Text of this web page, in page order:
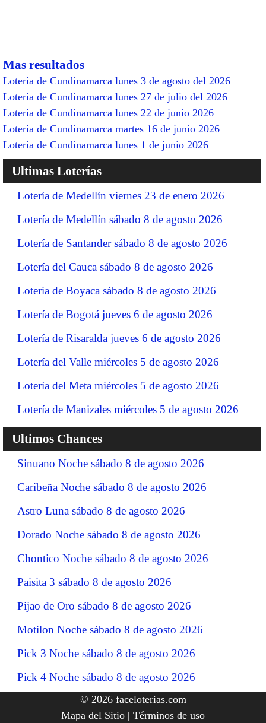
Mas resultados
Lotería de Cundinamarca lunes 3 de agosto del 2026
Lotería de Cundinamarca lunes 27 de julio del 2026
Lotería de Cundinamarca lunes 22 de junio 2026
Lotería de Cundinamarca martes 16 de junio 2026
Lotería de Cundinamarca lunes 1 de junio 2026
Ultimas Loterías
Lotería de Medellín viernes 23 de enero 2026
Lotería de Medellín sábado 8 de agosto 2026
Lotería de Santander sábado 8 de agosto 2026
Lotería del Cauca sábado 8 de agosto 2026
Loteria de Boyaca sábado 8 de agosto 2026
Lotería de Bogotá jueves 6 de agosto 2026
Lotería de Risaralda jueves 6 de agosto 2026
Lotería del Valle miércoles 5 de agosto 2026
Lotería del Meta miércoles 5 de agosto 2026
Lotería de Manizales miércoles 5 de agosto 2026
Ultimos Chances
Sinuano Noche sábado 8 de agosto 2026
Caribeña Noche sábado 8 de agosto 2026
Astro Luna sábado 8 de agosto 2026
Dorado Noche sábado 8 de agosto 2026
Chontico Noche sábado 8 de agosto 2026
Paisita 3 sábado 8 de agosto 2026
Pijao de Oro sábado 8 de agosto 2026
Motilon Noche sábado 8 de agosto 2026
Pick 3 Noche sábado 8 de agosto 2026
Pick 4 Noche sábado 8 de agosto 2026
© 2026 faceloterias.com
Mapa del Sitio | Términos de uso